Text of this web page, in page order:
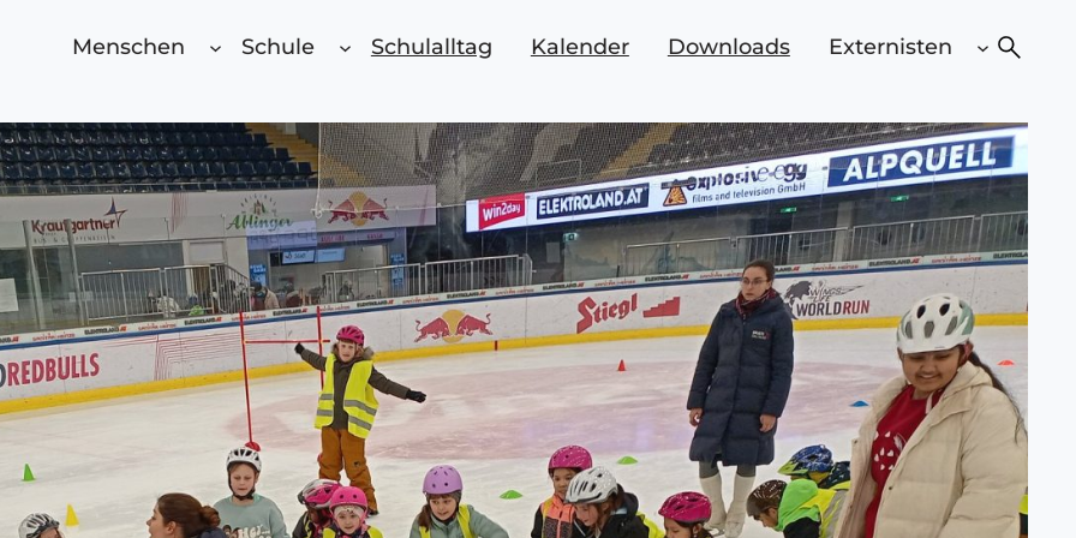
Menschen Schule Schulalltag Kalender Downloads Externisten Suchen